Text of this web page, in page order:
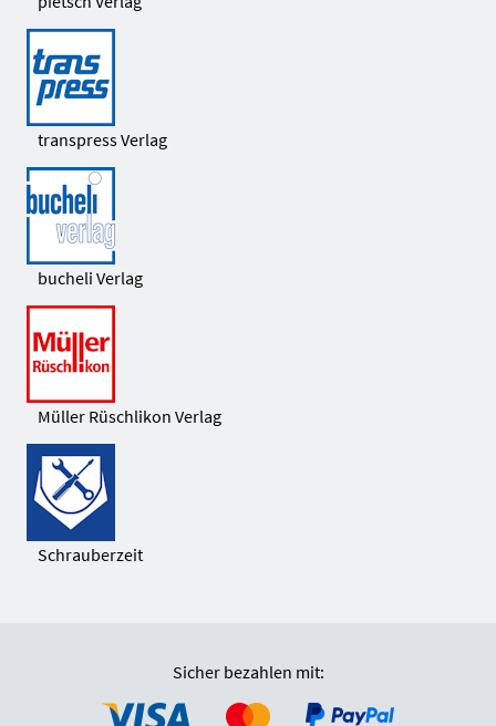
transpress Verlag
bucheli Verlag
Müller Rüschlikon Verlag
Schrauberzeit
Sicher bezahlen mit: